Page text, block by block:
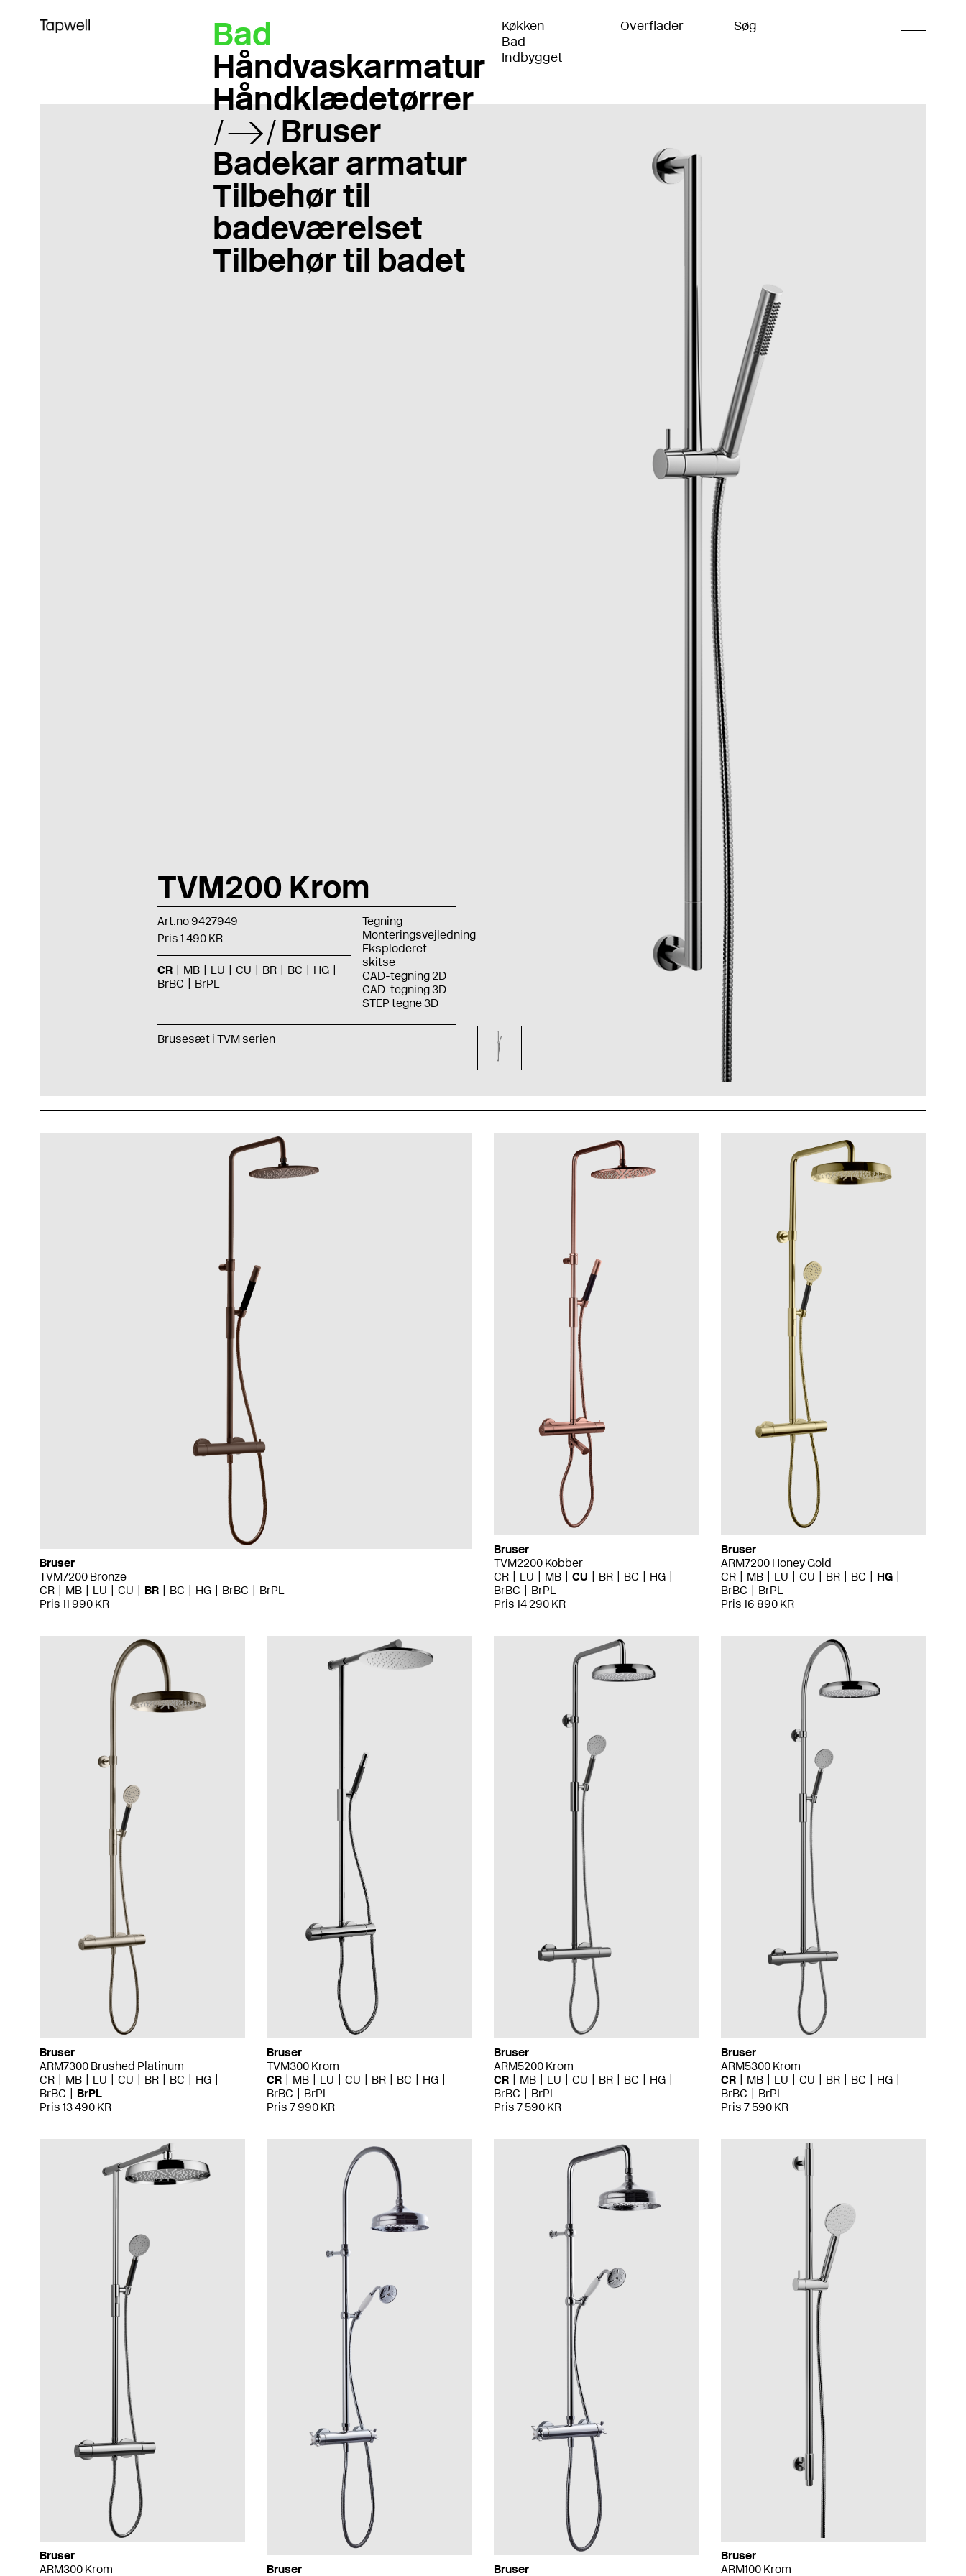
Bad
Håndvaskarmatur
Håndklædetørrer
Bruser
Badekar armatur
Tilbehør til
badeværelset
Tilbehør til badet
Køkken
Bad
Indbygget
Overflader Søg
TVM200 Krom
Art.no 9427949
Pris 1 490 KR
CR MB LU CU BR BC
HG
BrBC
BrPL
Tegning
Monteringsvejledning
Eksploderet
skitse
CAD-tegning 2D
CAD-tegning 3D
STEP tegne 3D
Brusesæt i TVM serien
Bruser
TVM7200 Bronze
CR
MB LU CU BR BC HG BrBC
BrPL
Pris 11 990 KR
Bruser
TVM2200 Kobber
CR
LU MB CU BR BC
HG
BrBC
BrPL
Pris 14 290 KR
Bruser
ARM7200 Honey Gold
CR
MB LU CU BR BC
HG
BrBC
BrPL
Pris 16 890 KR
Bruser
ARM7300 Brushed Platinum
CR
MB LU CU BR BC
HG
BrBC
BrPL
Pris 13 490 KR
Bruser
TVM300 Krom
CR
MB LU CU BR BC
HG
BrBC
BrPL
Pris 7 990 KR
Bruser
ARM5200 Krom
CR
MB LU CU BR BC
HG
BrBC
BrPL
Pris 7 590 KR
Bruser
ARM5300 Krom
CR
MB LU CU BR BC
HG
BrBC
BrPL
Pris 7 590 KR
Bruser
ARM300 Krom
Bruser Bruser
Bruser
ARM100 Krom